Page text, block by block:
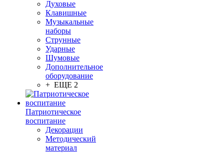
Духовые
Клавишные
Музыкальные
наборы
Струнные
Ударные
Шумовые
Дополнительное
оборудование
+ ЕЩЕ 2
Патриотическое
воспитание
Декорации
Методический
материал